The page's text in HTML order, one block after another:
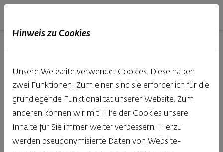
Backstube entdecken
Was gibt es Schöneres, als bei Brot & Gebäck die Qual
der Wahl zu haben? Noch dazu, wenn so großer Wert
auf den kleinen, feinen Unterschied gelegt wird, wie bei
Haubis. Beste Zutaten und Handwerk, das seinen
Hinweis zu Cookies
Unsere Webseite verwendet Cookies. Diese haben
zwei Funktionen: Zum einen sind sie erforderlich für die
grundlegende Funktionalität unserer Website. Zum
anderen können wir mit Hilfe der Cookies unsere
Inhalte für Sie immer weiter verbessern. Hierzu
werden pseudonymisierte Daten von Website-